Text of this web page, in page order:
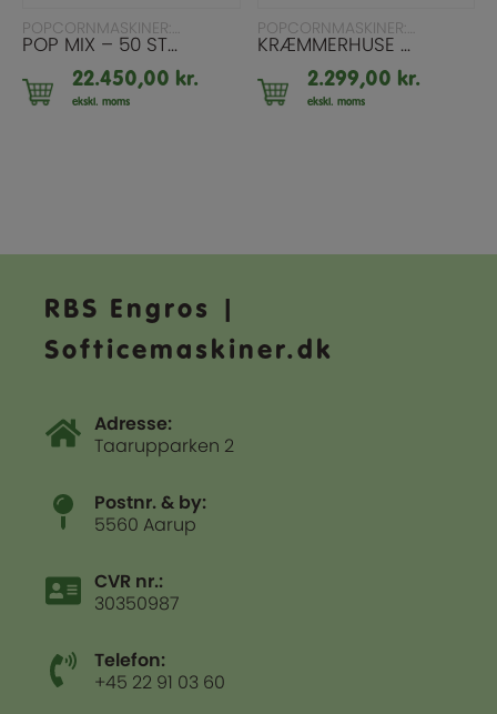
POPCORNMASKINER: ALLE MODELLER
POP MIX – 50 STYK. KÆMPEKØB
22.450,00 kr.
ekskl. moms
POPCORNMASKINER: ALLE MODELLER
KRÆMMERHUSE 2.000 STYK. STORKØB
2.299,00 kr.
ekskl. moms
RBS Engros |
Softicemaskiner.dk
Adresse:
Taarupparken 2
Postnr. & by:
5560 Aarup
CVR nr.:
30350987
Telefon:
+45 22 91 03 60